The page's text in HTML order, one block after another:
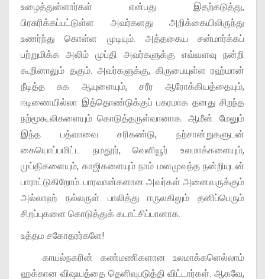
உழைத்துள்ளார்கள் என்பது இதற்கடுத்து,
பிரசுரிக்கப்பட்டுள்ள அவர்களது அறிக்கையிலிருந்து
உணர்ந்து கொள்ள முடியும். அத்தகைய சன்மார்க்கப்
பற்றுமிக்க அலிம் முப்தி அவர்களுக்கு எவ்வளவு நன்றி
கூறினாலும் தகும். அவர்களுக்கு, கிருபையுள்ள ரஹ்மான்
நீடித்த சுக ஆயுளையும், சரீர ஆரோக்கியத்தையும்,
ஈடிணையில்லா இத்தொண்டுக்குப் பகரமாக தனது சிறந்த
நற்மூகூலிகளையும் கொடுத்தருள்வானாக. ஆமீன். மேலும்
இந்த பத்வாவை சரிகண்டு, நற்சான்றுகளுடன்
கையொப்பமிட்ட நமதூர், வெளியூர் உலமாக்களையும்,
முப்திகளையும், காஜிகளையும் நாம் மனமுவந்த நன்றியுடன்
பாராட்டுகிறோம். பாரவான்களான அவர்கள் அனைவருக்கும்
அல்லாஹ் நல்லருள் பாலித்து ஈருலகிலும் தனிப்பெரும்
சிறப்புகளை கொடுத்துக் கடாட்சிப்பானாக.
உத்தம சகோதரர்களே!
காயல்நகரின் கண்மணிகளான உலமாக்களெல்லாம்
ஹக்கான விஷயத்தை தெளிவுபடுத்தி விட்டார்கள். ஆகவே,